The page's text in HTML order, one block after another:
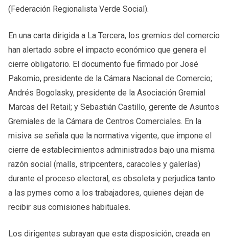
(Federación Regionalista Verde Social).
En una carta dirigida a La Tercera, los gremios del comercio
han alertado sobre el impacto económico que genera el
cierre obligatorio. El documento fue firmado por José
Pakomio, presidente de la Cámara Nacional de Comercio;
Andrés Bogolasky, presidente de la Asociación Gremial
Marcas del Retail; y Sebastián Castillo, gerente de Asuntos
Gremiales de la Cámara de Centros Comerciales. En la
misiva se señala que la normativa vigente, que impone el
cierre de establecimientos administrados bajo una misma
razón social (malls, stripcenters, caracoles y galerías)
durante el proceso electoral, es obsoleta y perjudica tanto
a las pymes como a los trabajadores, quienes dejan de
recibir sus comisiones habituales.
Los dirigentes subrayan que esta disposición, creada en